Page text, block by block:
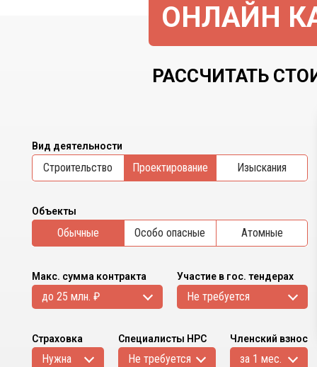
ОНЛАЙН
РАССЧИТАТЬ
Вид деятельности
Cтроительство Проектирование Изыскания
Объекты
Обычные Особо опасные Атомные
Макс. сумма контракта
до 25 млн. ₽
Участие в гос. тендерах
Не требуется
Страховка
Нужна
Специалисты НРС
Не требуется
Членский взнос
за 1 мес.